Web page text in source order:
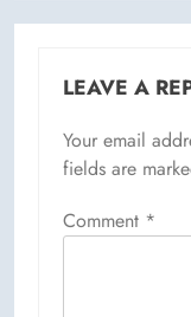
LEAVE A
Your email
fields are
Comment *